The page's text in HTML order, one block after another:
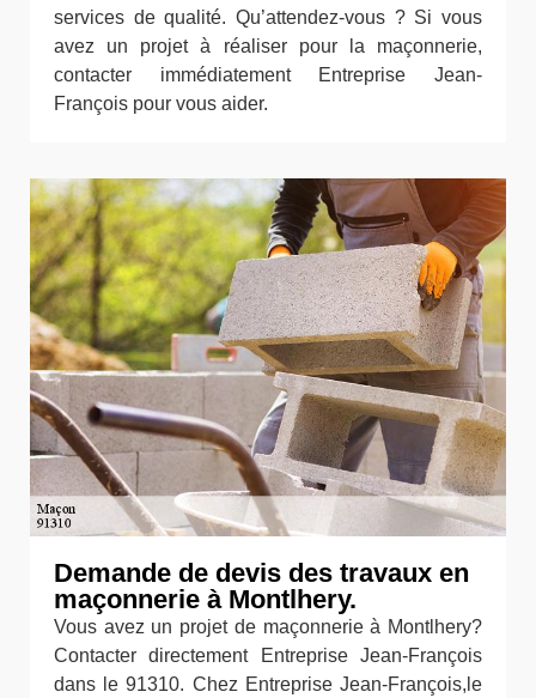
services de qualité. Qu’attendez-vous ? Si vous
avez un projet à réaliser pour la maçonnerie,
contacter immédiatement Entreprise Jean-
François pour vous aider.
Demande de devis des travaux en
maçonnerie à Montlhery.
Vous avez un projet de maçonnerie à Montlhery?
Contacter directement Entreprise Jean-François
dans le 91310. Chez Entreprise Jean-François,le